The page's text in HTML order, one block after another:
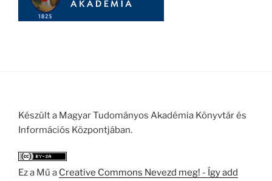
Készült a Magyar Tudományos Akadémia Könyvtár és
Információs Központjában.
Ez a Mű a Creative Commons Nevezd meg! - Így add